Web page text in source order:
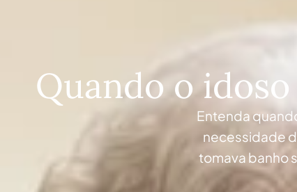
Quando o
Entenda
necessidade
tomava banho
de manter